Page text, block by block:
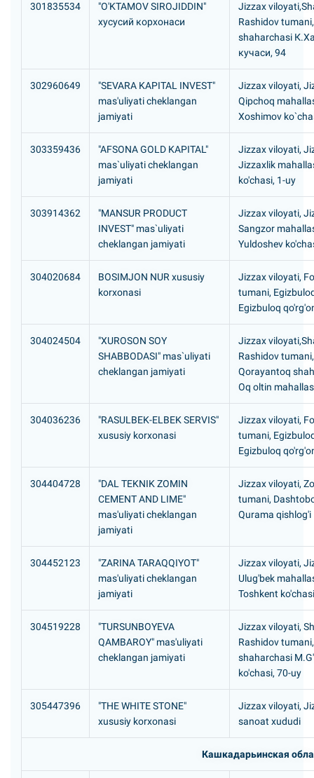
301835534
"O'KTAMOV SIROJIDDIN"
хусусий корхонаси
Jizzax
Rashidov
shaharchasi
кучаси, 94
302960649
"SEVARA KAPITAL INVEST"
mas'uliyati cheklangan
jamiyati
Jizzax viloyati,
Qipchoq
Xoshimov
303359436
"AFSONA GOLD KAPITAL"
mas`uliyati cheklangan
jamiyati
Jizzax viloyati,
Jizzaxlik
ko'chasi, 1-uy
303914362
"MANSUR PRODUCT
INVEST" mas`uliyati
cheklangan jamiyati
Jizzax viloyati,
Sangzor
Yuldoshev
304020684
BOSIMJON NUR xususiy
korxonasi
Jizzax viloyati,
tumani,
Egizbuloq
304024504
"XUROSON SOY
SHABBODASI" mas`uliyati
cheklangan jamiyati
Jizzax
Rashidov tumani,
Qorayantoq
Oq oltin
304036236
"RASULBEK-ELBEK SERVIS"
xususiy korxonasi
Jizzax viloyati,
tumani,
Egizbuloq
304404728
"DAL TEKNIK ZOMIN
CEMENT AND LIME"
mas'uliyati cheklangan
jamiyati
Jizzax viloyati,
tumani,
Qurama qishlog'i
304452123
"ZARINA TARAQQIYOT"
mas'uliyati cheklangan
jamiyati
Jizzax viloyati,
Ulug'bek
Toshkent
304519228
"TURSUNBOYEVA
QAMBAROY" mas'uliyati
cheklangan jamiyati
Jizzax viloyati,
Rashidov
shaharchasi
ko'chasi, 70-uy
305447396
"THE WHITE STONE"
xususiy korxonasi
Jizzax viloyati,
sanoat xududi
Кашкадарьинская